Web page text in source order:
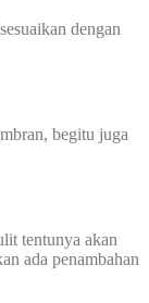
dengan
begitu juga
tentunya akan
ada penambahan